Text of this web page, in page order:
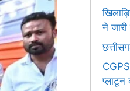
ने
प्लाटून